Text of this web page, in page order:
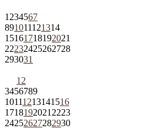
1 234567
891011121314
15161718192021
22232425262728
293031
1 2
3456789
10111213141516
1718192021 2223
24252627282930